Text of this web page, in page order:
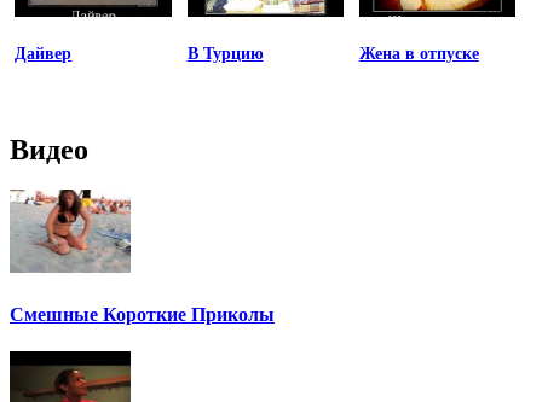
Дайвер В Турцию Жена в отпуске
Видео
Смешные Короткие Приколы